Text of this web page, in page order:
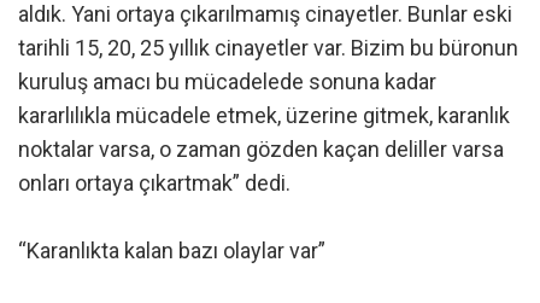
aldık. Yani ortaya çıkarılmamış cinayetler. Bunlar eski
tarihli 15, 20, 25 yıllık cinayetler var. Bizim bu büronun
kuruluş amacı bu mücadelede sonuna kadar
kararlılıkla mücadele etmek, üzerine gitmek, karanlık
noktalar varsa, o zaman gözden kaçan deliller varsa
onları ortaya çıkartmak” dedi.
“Karanlıkta kalan bazı olaylar var”